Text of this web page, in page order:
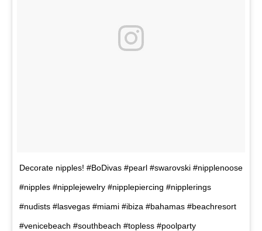
Decorate nipples! #BoDivas #pearl #swarovski #nipplenoose
#nipples #nipplejewelry #nipplepiercing #nipplerings
#nudists #lasvegas #miami #ibiza #bahamas #beachresort
#venicebeach #southbeach #topless #poolparty